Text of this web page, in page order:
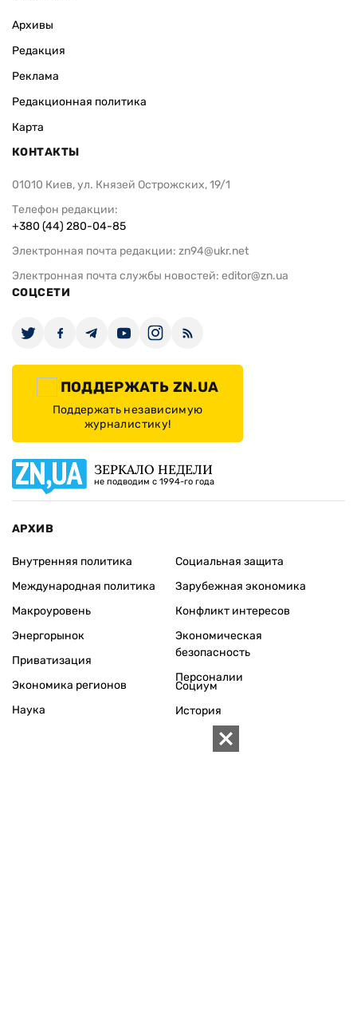
Архивы
Редакция
Реклама
Редакционная политика
Карта
КОНТАКТЫ
01010 Киев, ул. Князей Острожских, 19/1
Телефон редакции:
+380 (44) 280-04-85
Электронная почта редакции: zn94@ukr.net
Электронная почта службы новостей: editor@zn.ua
СОЦСЕТИ
ПОДДЕРЖАТЬ ZN.UA
Поддержать независимую
журналистику!
ЗЕРКАЛО НЕДЕЛИ
не подводим с 1994-го года
АРХИВ
Внутренняя политика
Международная политика
Макроуровень
Энергорынок
Приватизация
Экономика регионов
Социальная защита
Зарубежная экономика
Конфликт интересов
Экономическая
безопасность
Персоналии
Наука
Социум
История
Круг семьи